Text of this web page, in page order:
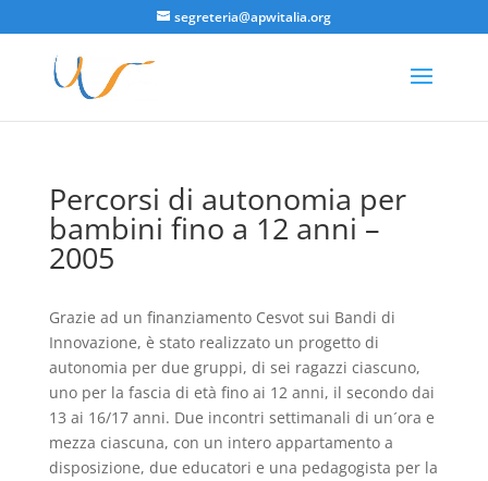
segreteria@apwitalia.org
Percorsi di autonomia per
bambini fino a 12 anni –
2005
Grazie ad un finanziamento Cesvot sui Bandi di
Innovazione, è stato realizzato un progetto di
autonomia per due gruppi, di sei ragazzi ciascuno,
uno per la fascia di età fino ai 12 anni, il secondo dai
13 ai 16/17 anni. Due incontri settimanali di un´ora e
mezza ciascuna, con un intero appartamento a
disposizione, due educatori e una pedagogista per la